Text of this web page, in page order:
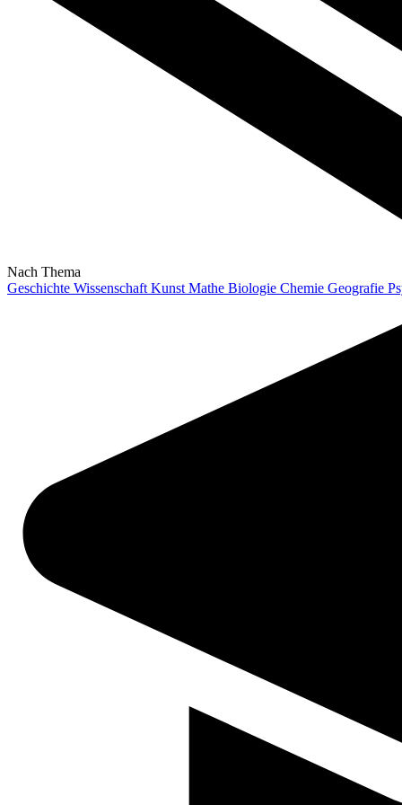
Nach Thema
Geschichte Wissenschaft Kunst Mathe Biologie Chemie Geografie